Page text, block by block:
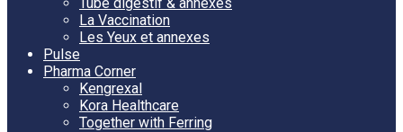
La Vaccination
Les Yeux et annexes
Pulse
Pharma Corner
Kengrexal
Kora Healthcare
Together with Ferring